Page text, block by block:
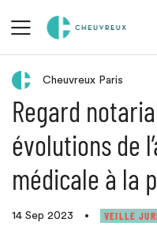
Retour aux actualités
Cheuvreux Paris
Regard
évolutions de
médicale à la
14 Sep 2023 • VEILLE